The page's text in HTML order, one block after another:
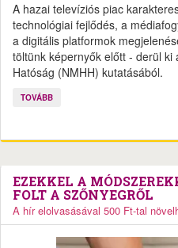
A hazai televíziós piac
technológiai fejlődés, a
a digitális platformok
töltünk képernyők előtt - derül
Hatóság (NMHH) kutatásából.
TOVÁBB
EZEKKEL A
FOLT A SZŐNYEGRŐL
A hír elolvasásával 500 Ft-tal